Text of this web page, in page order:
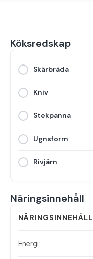
Köksredskap
Skärbräda
Kniv
Stekpanna
Ugnsform
Rivjärn
Näringsinnehåll
NÄRINGSINNEHÅLL
Energi: